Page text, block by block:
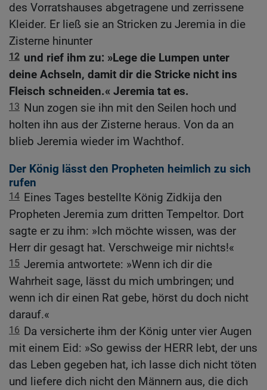
des Vorratshauses abgetragene und zerrissene
Kleider. Er ließ sie an Stricken zu Jeremia in die
Zisterne hinunter
12 und rief ihm zu: »Lege die Lumpen unter
deine Achseln, damit dir die Stricke nicht ins
Fleisch schneiden.« Jeremia tat es.
13 Nun zogen sie ihn mit den Seilen hoch und
holten ihn aus der Zisterne heraus. Von da an
blieb Jeremia wieder im Wachthof.
Der König lässt den Propheten heimlich zu sich
rufen
14 Eines Tages bestellte König Zidkija den
Propheten Jeremia zum dritten Tempeltor. Dort
sagte er zu ihm: »Ich möchte wissen, was der
Herr dir gesagt hat. Verschweige mir nichts!«
15 Jeremia antwortete: »Wenn ich dir die
Wahrheit sage, lässt du mich umbringen; und
wenn ich dir einen Rat gebe, hörst du doch nicht
darauf.«
16 Da versicherte ihm der König unter vier Augen
mit einem Eid: »So gewiss der HERR lebt, der uns
das Leben gegeben hat, ich lasse dich nicht töten
und liefere dich nicht den Männern aus, die dich